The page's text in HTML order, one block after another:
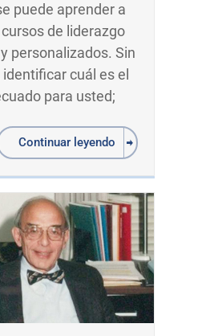
puede aprender a
de liderazgo
personalizados. Sin
cuál es el
para usted;
Continuar leyendo